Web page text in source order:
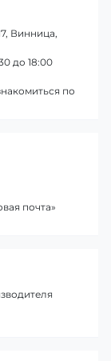
Винница,
до 18:00
по
почта»